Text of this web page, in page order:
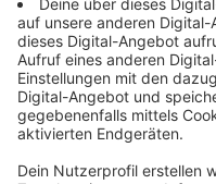
Wissen über das
jetzt an zehn
schwarze Kästen, die
Art und Radfahrer
voraussichtlich Mitte
Die kompletten